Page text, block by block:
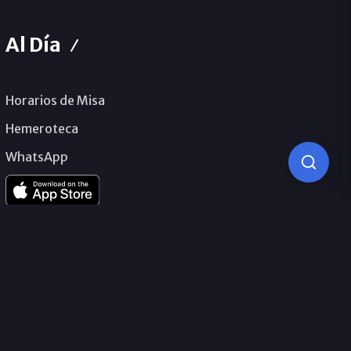
Al Día
Horarios de Misa
Hemeroteca
WhatsApp